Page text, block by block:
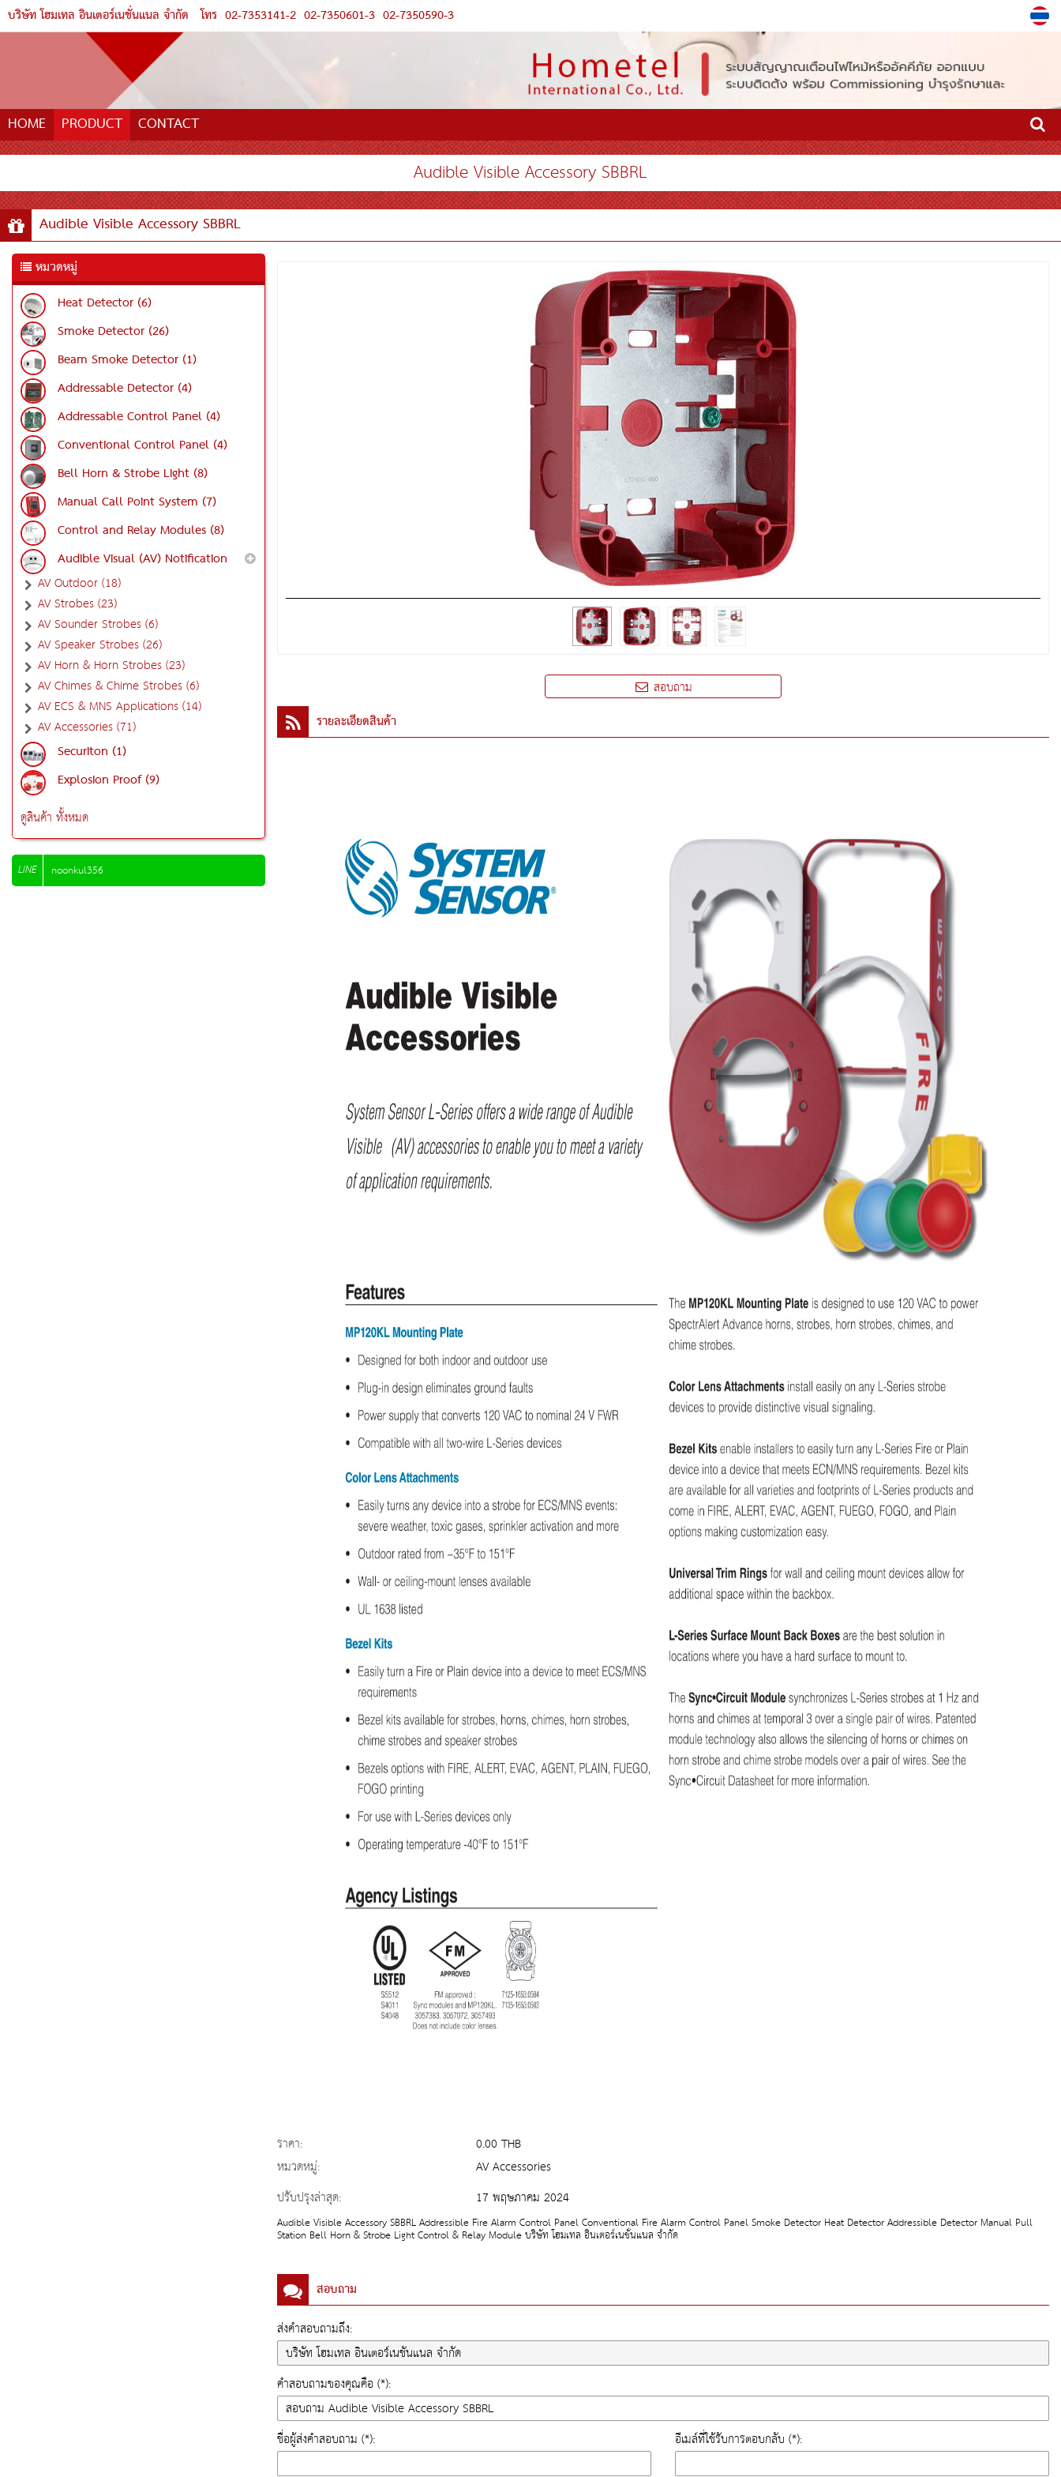
บริษัท โฮมเทล อินเตอร์เนชั่นแนล จำกัด โทร 02-7353141-2 02-7350601-3 02-7350590-3
HOME PRODUCT CONTACT
Audible Visible Accessory SBBRL
Audible Visible Accessory SBBRL
หมวดหมู่
Heat Detector (6)
Smoke Detector (26)
Beam Smoke Detector (1)
Addressable Detector (4)
Addressable Control Panel (4)
Conventional Control Panel (4)
Bell Horn & Strobe Light (8)
Manual Call Point System (7)
Control and Relay Modules (8)
Audible Visual (AV) Notification
AV Outdoor (18)
AV Strobes (23)
AV Sounder Strobes (6)
AV Speaker Strobes (26)
AV Horn & Horn Strobes (23)
AV Chimes & Chime Strobes (6)
AV ECS & MNS Applications (14)
AV Accessories (71)
Securiton (1)
Explosion Proof (9)
ดูสินค้า ทั้งหมด
LINE noonkul356
สอบถาม
รายละเอียดสินค้า
ราคา:
0.00 THB
หมวดหมู่:
AV Accessories
ปรับปรุงล่าสุด:
17 พฤษภาคม 2024
Audible Visible Accessory SBBRL Addressible Fire Alarm Control Panel Conventional Fire Alarm Control Panel Smoke Detector Heat Detector Addressible Detector Manual Pull
Station Bell Horn & Strobe Light Control & Relay Module บริษัท โฮมเทล อินเตอร์เนชั่นแนล จำกัด
สอบถาม
ส่งคำสอบถามถึง:
คำสอบถามของคุณคือ (*):
ชื่อผู้ส่งคำสอบถาม (*): อีเมล์ที่ใช้รับการตอบกลับ (*):